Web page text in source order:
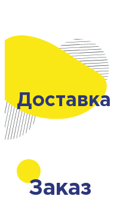
Доставка
Заказ